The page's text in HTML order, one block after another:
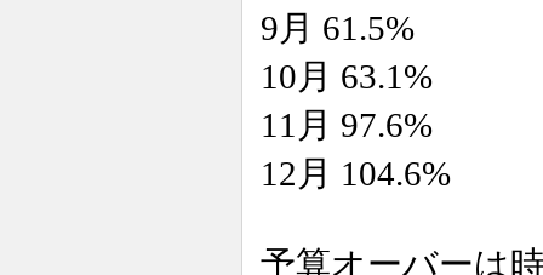
9月 61.5%
10月 63.1%
11月 97.6%
12月 104.6%
予算オーバーは